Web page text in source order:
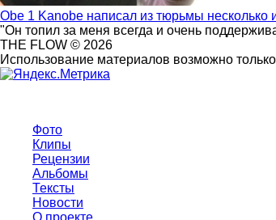
Obe 1 Kanobe написал из тюрьмы несколько
"Он топил за меня всегда и очень
THE FLOW © 2026
Использование материалов возможно
Фото
Клипы
Рецензии
Альбомы
Тексты
Новости
О проекте